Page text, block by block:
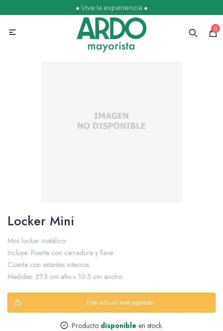
● Vive la experiencia ●
0

Locker Mini
Mini locker metálico
Incluye: Puerta con cerradura y llave
Cuenta con estantes internos
Medidas: 27.5 cm alto x 10.5 cm ancho
Este artículo está agotado.
Producto disponible en stock.
Ofertas Escolares
Comestibles
Juguetería
Packing y Regalaría
Maquillaje